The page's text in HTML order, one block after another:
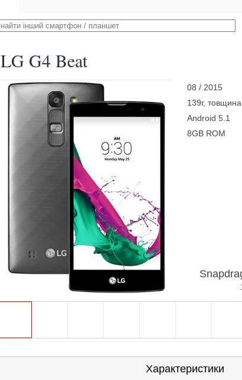
LG G4 Beat
08 / 2015
139г,
Android 5.1
8GB ROM
Характеристики